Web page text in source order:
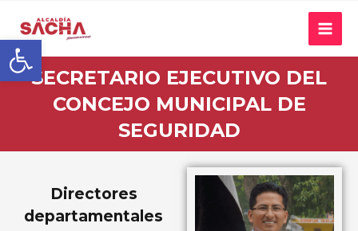
Abrir barra de herramientas
SECRETARIO EJECUTIVO DEL
CONCEJO MUNICIPAL DE
SEGURIDAD
Directores
departamentales